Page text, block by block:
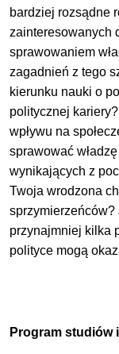
bardziej rozsądne
zainteresowanych
sprawowaniem
zagadnień z tego
kierunku nauki o
politycznej
wpływu na
sprawować
wynikających z
Twoja wrodzona
sprzymierzeńców?
przynajmniej kilka
polityce mogą
Program studiów